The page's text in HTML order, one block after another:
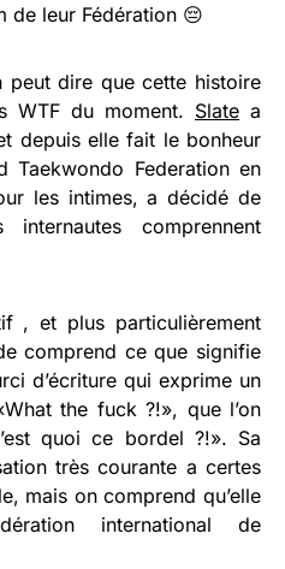
de leur Fédération 😔
peut dire que cette histoire
WTF du moment. Slate a
depuis elle fait le bonheur
Taekwondo Federation en
les intimes, a décidé de
comprennent
, et plus particulièrement
comprend ce que signifie
d’écriture qui exprime un
the fuck ?!», que l’on
quoi ce bordel ?!». Sa
très courante a certes
mais on comprend qu’elle
international de